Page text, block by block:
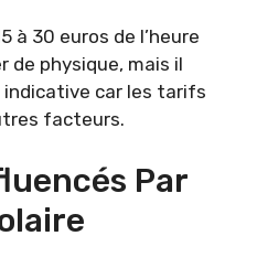
à 30 euros de l’heure
de physique, mais il
indicative car les tarifs
facteurs.
Par